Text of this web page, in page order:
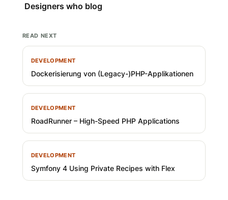
Designers who blog
READ NEXT
DEVELOPMENT
Dockerisierung von (Legacy-)PHP-Applikationen
DEVELOPMENT
RoadRunner – High-Speed PHP Applications
DEVELOPMENT
Symfony 4 Using Private Recipes with Flex